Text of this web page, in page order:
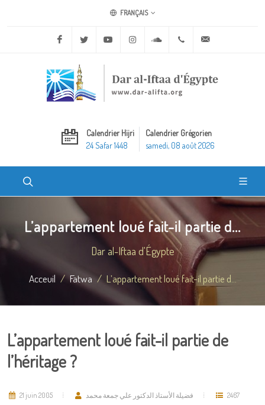
FRANÇAIS
Facebook Twitter Youtube Instagram Soundcloud+20 2 25970400
Calendrier Hijri
24 Safar 1448
Calendrier Grégorien
samedi, 08 août 2026
L’appartement loué fait-il partie d...
Dar al-Iftaa d'Égypte
Acceuil Fatwa L’appartement loué fait-il partie d...
L’appartement loué fait-il partie de
l’héritage ?
21 juin 2005 فضيلة الأستاذ الدكتور علي جمعة محمد 2467